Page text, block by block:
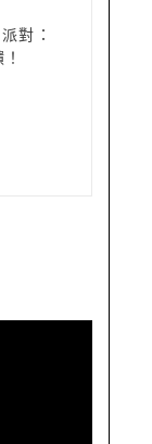
對：